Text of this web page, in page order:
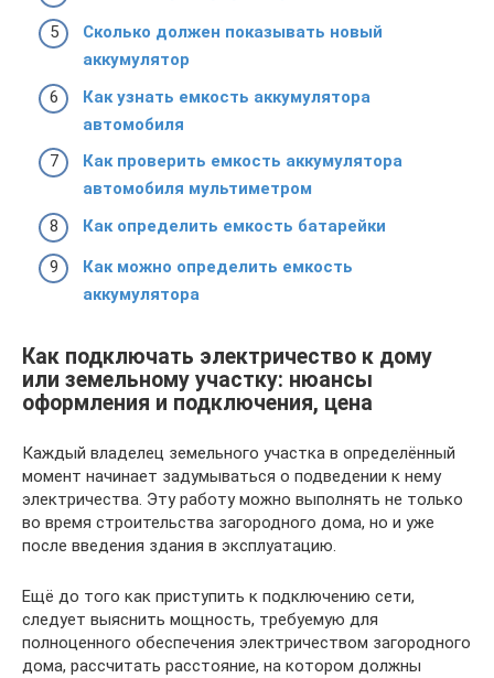
Сколько должен показывать новый
аккумулятор
Как узнать емкость аккумулятора
автомобиля
Как проверить емкость аккумулятора
автомобиля мультиметром
Как определить емкость батарейки
Как можно определить емкость
аккумулятора
Как подключать электричество к дому
или земельному участку: нюансы
оформления и подключения, цена
Каждый владелец земельного участка в определённый
момент начинает задумываться о подведении к нему
электричества. Эту работу можно выполнять не только
во время строительства загородного дома, но и уже
после введения здания в эксплуатацию.
Ещё до того как приступить к подключению сети,
следует выяснить мощность, требуемую для
полноценного обеспечения электричеством загородного
дома, рассчитать расстояние, на котором должны